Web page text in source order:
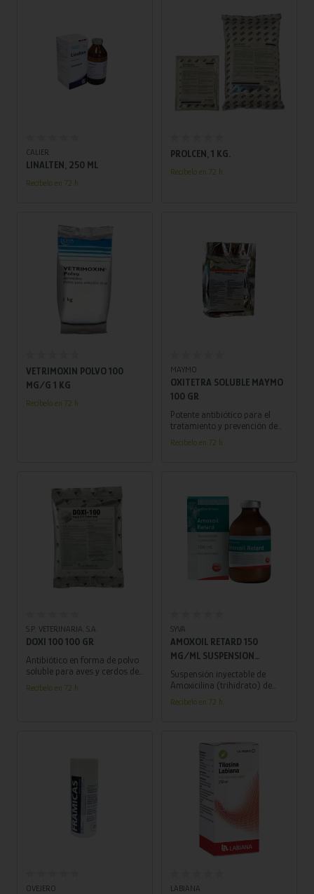
CALIER
LINALTEN, 250 ML
Recíbelo en 72 h.
PROLCEN, 1 KG.
Recíbelo en 72 h.
VETRIMOXIN POLVO 100
MG/G 1 KG
Recíbelo en 72 h.
MAYMO
OXITETRA SOLUBLE MAYMO
100 GR
Potente antibiótico para el
tratamiento y prevención de
infecciones en animales de
producción. ¡Fácil de
Recíbelo en 72 h.
S.P. VETERINARIA, S.A.
DOXI 100 100 GR
Antibiótico en forma de polvo
soluble para aves y cerdos de
engorde, trata colibacilosis y
enfermedades respiratorias.
Recíbelo en 72 h.
SYVA
AMOXOIL RETARD 150
MG/ML SUSPENSION
INYECTABLE 100 ML
Suspensión inyectable de
Amoxicilina (trihidrato) de
acción prolongada para
bovinos, ovinos y porcinos.
Recíbelo en 72 h.
OVEJERO LABIANA